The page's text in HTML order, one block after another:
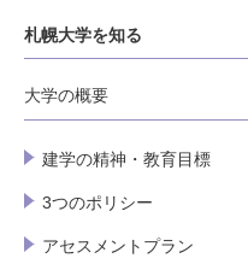
札幌大学を知る
大学の概要
建学の精神・教育目標
3つのポリシー
アセスメントプラン